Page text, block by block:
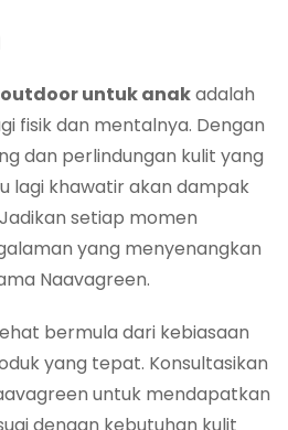
untuk anakadalah
fisik dan mentalnya. Dengan
dan perlindungan kulit yang
lagi khawatir akan dampak
setiap momen
yang menyenangkan
Naavagreen.
bermula dari kebiasaan
yang tepat. Konsultasikan
untuk mendapatkan